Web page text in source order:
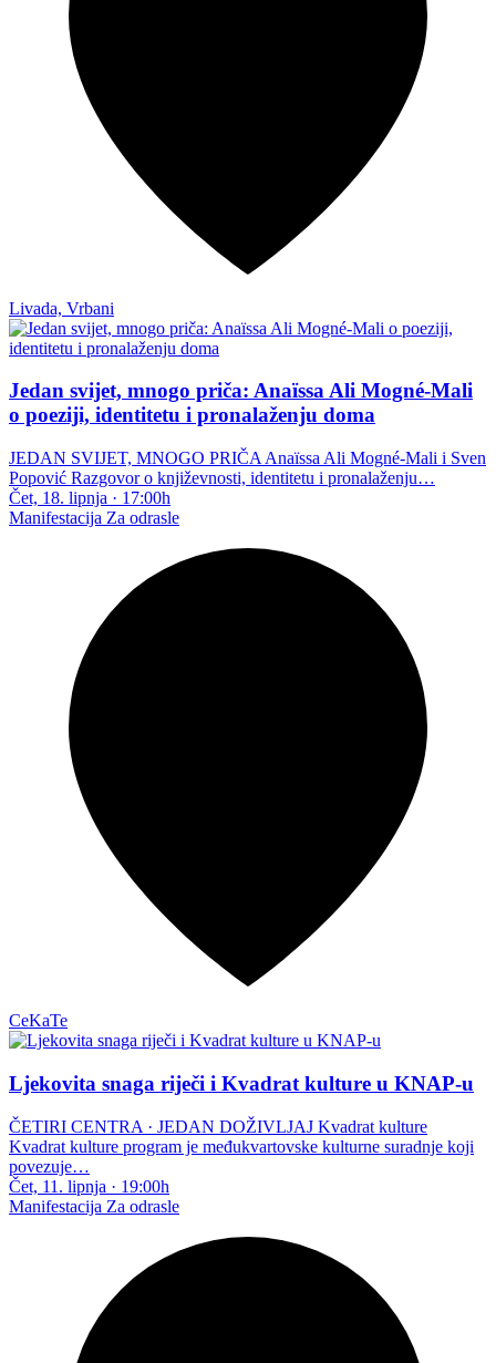
Livada, Vrbani
Jedan svijet, mnogo priča: Anaïssa Ali Mogné-Mali
o poeziji, identitetu i pronalaženju doma
JEDAN SVIJET, MNOGO PRIČA Anaïssa Ali Mogné-Mali i Sven
Popović Razgovor o književnosti, identitetu i pronalaženju…
Čet, 18. lipnja · 17:00h
Manifestacija Za odrasle
CeKaTe
Ljekovita snaga riječi i Kvadrat kulture u KNAP-u
ČETIRI CENTRA · JEDAN DOŽIVLJAJ Kvadrat kulture
Kvadrat kulture program je međukvartovske kulturne suradnje koji
povezuje…
Čet, 11. lipnja · 19:00h
Manifestacija Za odrasle